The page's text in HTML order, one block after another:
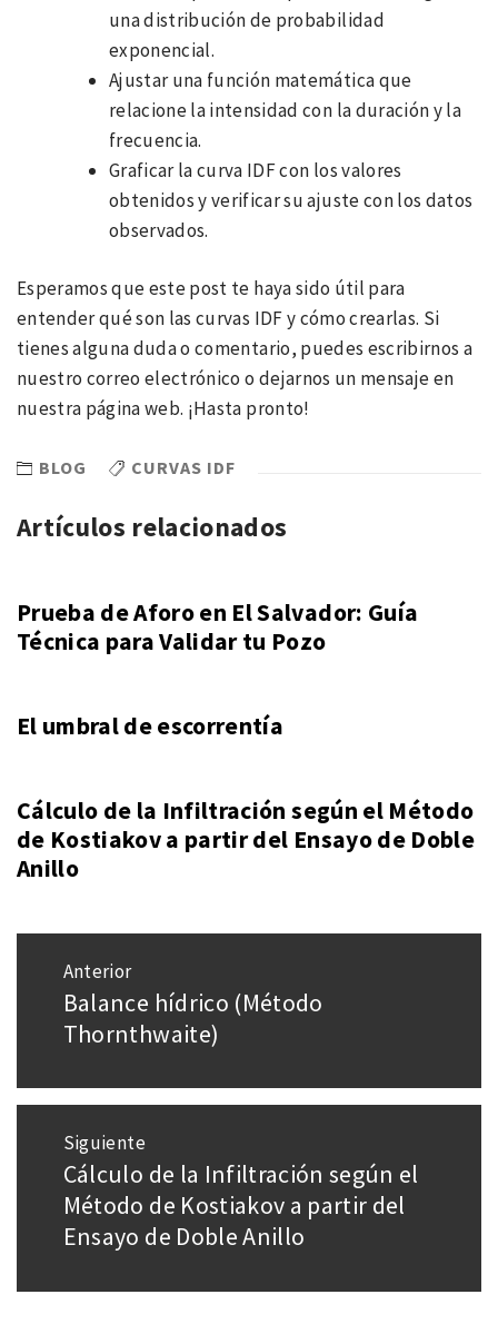
una distribución de probabilidad
exponencial.
Ajustar una función matemática que
relacione la intensidad con la duración y la
frecuencia.
Graficar la curva IDF con los valores
obtenidos y verificar su ajuste con los datos
observados.
Esperamos que este post te haya sido útil para
entender qué son las curvas IDF y cómo crearlas. Si
tienes alguna duda o comentario, puedes escribirnos a
nuestro correo electrónico o dejarnos un mensaje en
nuestra página web. ¡Hasta pronto!
BLOG CURVAS IDF
Artículos relacionados
Prueba de Aforo en El Salvador: Guía
Técnica para Validar tu Pozo
El umbral de escorrentía
Cálculo de la Infiltración según el Método
de Kostiakov a partir del Ensayo de Doble
Anillo
Navegación
entradas
Anterior
Entrada
anterior:
Balance hídrico (Método
Thornthwaite)
Siguiente
Entrada
siguiente:
Cálculo de la Infiltración según el
Método de Kostiakov a partir del
Ensayo de Doble Anillo